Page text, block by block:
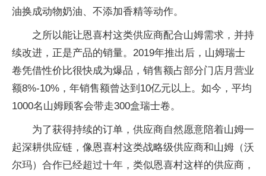
油换成动物奶油、不添加香精等动作。
之所以能让恩喜村这类供应商配合山姆需求，并持
续改进，正是产品的销量。2019年推出后，山姆瑞士
卷凭借性价比很快成为爆品，销售额占部分门店月营业
额8%-10%，年销售额曾达到10亿元以上。如今，平均
1000名山姆顾客会带走300盒瑞士卷。
为了获得持续的订单，供应商自然愿意陪着山姆一
起深耕供应链，像恩喜村这类战略级供应商和山姆（沃
尔玛）合作已经超过十年，类似恩喜村这样的供应商，